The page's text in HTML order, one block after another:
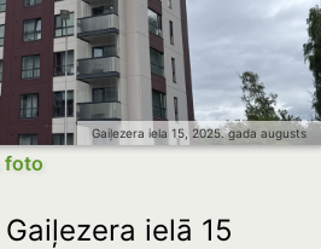
Gaiļezera iela 15, 2025. gada augusts
foto
ielā 15